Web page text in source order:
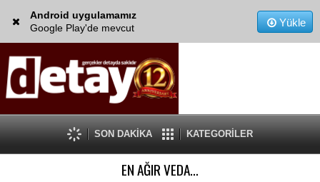
Android uygulamamız
Google Play'de mevcut
Yükle
SON DAKİKA KATEGORİLER
EN AĞIR VEDA…